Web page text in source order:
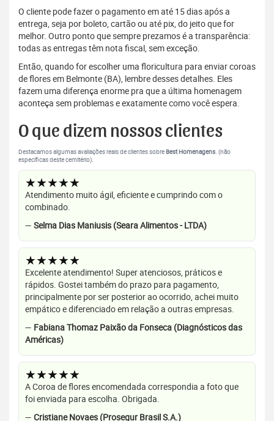
O cliente pode fazer o pagamento em até 15 dias após a
entrega, seja por boleto, cartão ou até pix, do jeito que for
melhor. Outro ponto que sempre prezamos é a transparência:
todas as entregas têm nota fiscal, sem exceção.
Então, quando for escolher uma floricultura para enviar coroas
de flores em Belmonte (BA), lembre desses detalhes. Eles
fazem uma diferença enorme pra que a última homenagem
aconteça sem problemas e exatamente como você espera.
O que dizem nossos clientes
Destacamos algumas avaliações reais de clientes sobre Best Homenagens. (não
específicas deste cemitério).
★★★★★
Atendimento muito ágil, eficiente e cumprindo com o
combinado.
— Selma Dias Maniusis (Seara Alimentos - LTDA)
★★★★★
Excelente atendimento! Super atenciosos, práticos e
rápidos. Gostei também do prazo para pagamento,
principalmente por ser posterior ao ocorrido, achei muito
empático e diferenciado em relação a outras empresas.
— Fabiana Thomaz Paixão da Fonseca (Diagnósticos das
Américas)
★★★★★
A Coroa de flores encomendada correspondia a foto que
foi enviada para escolha. Obrigada.
— Cristiane Novaes (Prosegur Brasil S.A.)